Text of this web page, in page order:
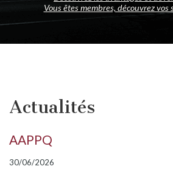
Vous êtes membres, découvrez vos
Actualités
AAPPQ
30/06/2026